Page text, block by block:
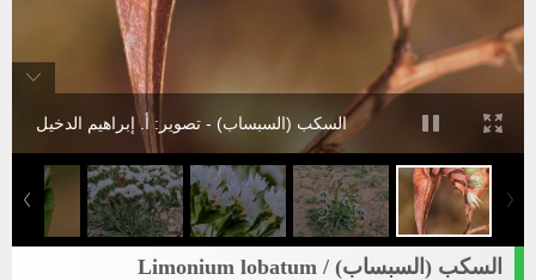
السكب (السبساب) - تصوير: أ. إبراهيم الدخيل
السكب (السبساب) / Limonium lobatum